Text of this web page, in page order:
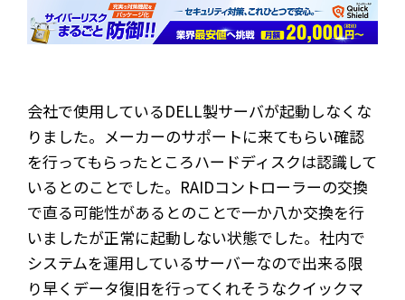
会社で使用しているDELL製サーバが起動しなくな
りました。メーカーのサポートに来てもらい確認
を行ってもらったところハードディスクは認識して
いるとのことでした。RAIDコントローラーの交換
で直る可能性があるとのことで一か八か交換を行
いましたが正常に起動しない状態でした。社内で
システムを運用しているサーバーなので出来る限
り早くデータ復旧を行ってくれそうなクイックマ